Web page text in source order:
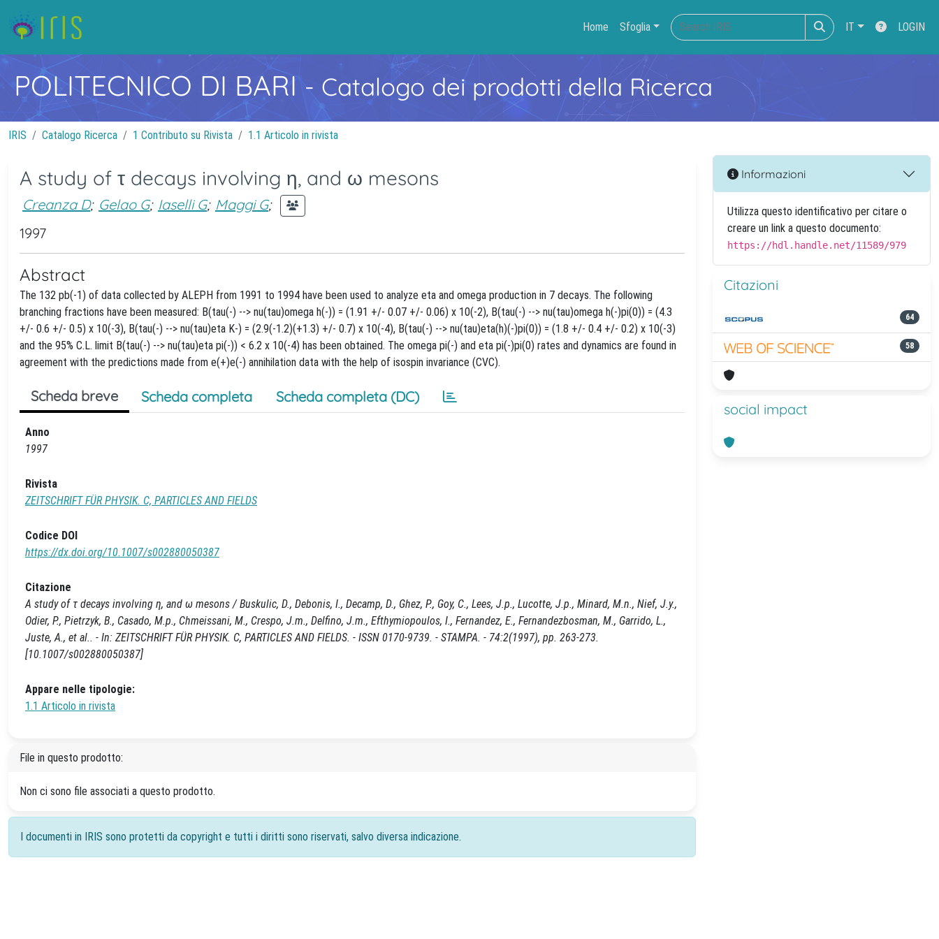
Home Sfoglia IT LOGIN
POLITECNICO DI BARI- Catalogo dei prodotti della Ricerca
IRIS Catalogo Ricerca 1 Contributo su Rivista 1.1 Articolo in rivista
A study of τ decays involving η, and ω mesons
Creanza D; Gelao G; Iaselli G; Maggi G;
1997
Abstract
The 132 pb(-1) of data collected by ALEPH from 1991 to 1994 have been used to analyze eta and omega production in 7 decays. The following
branching fractions have been measured: B(tau(-) --> nu(tau)omega h(-)) = (1.91 +/- 0.07 +/- 0.06) x 10(-2), B(tau(-) --> nu(tau)omega h(-)pi(0)) = (4.3
+/- 0.6 +/- 0.5) x 10(-3), B(tau(-) --> nu(tau)eta K-) = (2.9(-1.2)(+1.3) +/- 0.7) x 10(-4), B(tau(-) --> nu(tau)eta(h)(-)pi(0)) = (1.8 +/- 0.4 +/- 0.2) x 10(-3)
and the 95% C.L. limit B(tau(-) --> nu(tau)eta pi(-)) < 6.2 x 10(-4) has been obtained. The omega pi(-) and eta pi(-)pi(0) rates and dynamics are found in
agreement with the predictions made from e(+)e(-) annihilation data with the help of isospin invariance (CVC).
Scheda breve Scheda completa Scheda completa (DC)
Anno
1997
Rivista
ZEITSCHRIFT FÜR PHYSIK. C, PARTICLES AND FIELDS
Codice DOI
https://dx.doi.org/10.1007/s002880050387
Citazione
A study of τ decays involving η, and ω mesons / Buskulic, D., Debonis, I., Decamp, D., Ghez, P., Goy, C., Lees, J.p., Lucotte, J.p., Minard, M.n., Nief, J.y.,
Odier, P., Pietrzyk, B., Casado, M.p., Chmeissani, M., Crespo, J.m., Delfino, J.m., Efthymiopoulos, I., Fernandez, E., Fernandezbosman, M., Garrido, L.,
Juste, A., et al.. - In: ZEITSCHRIFT FÜR PHYSIK. C, PARTICLES AND FIELDS. - ISSN 0170-9739. - STAMPA. - 74:2(1997), pp. 263-273.
[10.1007/s002880050387]
Appare nelle tipologie:
1.1 Articolo in rivista
File in questo prodotto:
Non ci sono file associati a questo prodotto.
I documenti in IRIS sono protetti da copyright e tutti i diritti sono riservati, salvo diversa indicazione.
Informazioni
Utilizza questo identificativo per citare o
creare un link a questo documento:
https://hdl.handle.net/11589/979
Citazioni
64
58
social impact